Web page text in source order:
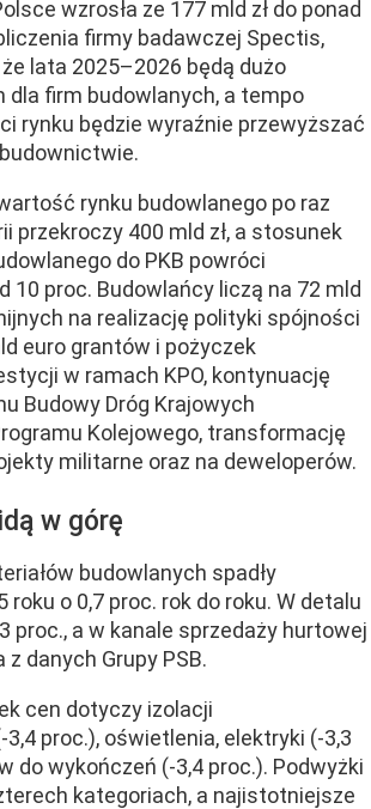
wzrosła ze 177 mld zł do ponad
firmy badawczej Spectis,
lata 2025–2026 będą dużo
dla firm budowlanych, a tempo
rynku będzie wyraźnie przewyższać
rynku budowlanego po raz
przekroczy 400 mld zł, a stosunek
do PKB powróci
10 proc. Budowlańcy liczą na 72 mld
na realizację polityki spójności
euro grantów i pożyczek
w ramach KPO, kontynuację
Budowy Dróg Krajowych
Kolejowego, transformację
militarne oraz na deweloperów.
w górę
budowlanych spadły
roku o 0,7 proc. rok do roku. W detalu
proc., a w kanale sprzedaży hurtowej
z danych Grupy PSB.
cen dotyczy izolacji
proc.), oświetlenia, elektryki (-3,3
do wykończeń (-3,4 proc.). Podwyżki
kategoriach, a najistotniejsze